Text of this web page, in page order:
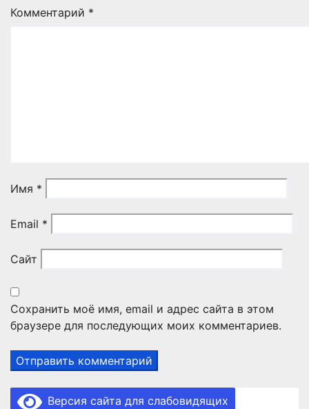
Комментарий *
Имя *
Email *
Сайт
Сохранить моё имя, email и адрес сайта в этом
браузере для последующих моих комментариев.
Версия сайта для слабовидящих